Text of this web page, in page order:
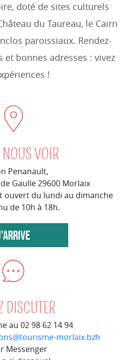
doté de sites culturels
du Taureau, le Cairn
paroissiaux. Rendez-
bonnes adresses : vivez
!
VOIR
Penanault,
Gaulle 29600 Morlaix
ouvert du lundi au dimanche
de 10h à 18h.
DISCUTER
au 02 98 62 14 94
morlaix.bzh
Messenger